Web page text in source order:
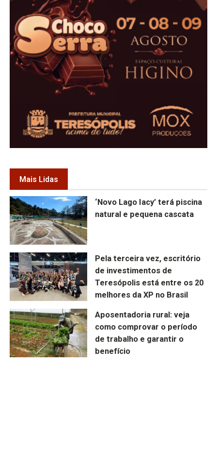
Mais Lidas
‘Novo Lago Iacy’ terá piscina
natural e pequena cascata
Pela terceira vez, escritório
de investimentos de
Teresópolis está entre os 20
melhores da XP no Brasil
Aposentadoria rural: veja
como comprovar o período
de trabalho e garantir o
benefício